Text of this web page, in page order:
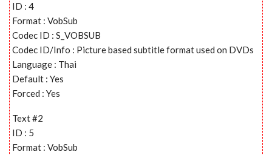
ID : 4
Format : VobSub
Codec ID : S_VOBSUB
Codec ID/Info : Picture based subtitle format used on DVDs
Language : Thai
Default : Yes
Forced : Yes
Text #2
ID : 5
Format : VobSub